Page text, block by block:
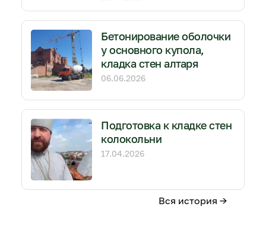
Бетонирование оболочки
у основного купола,
кладка стен алтаря
06.06.2026
Подготовка к кладке стен
колокольни
17.04.2026
Вся история →